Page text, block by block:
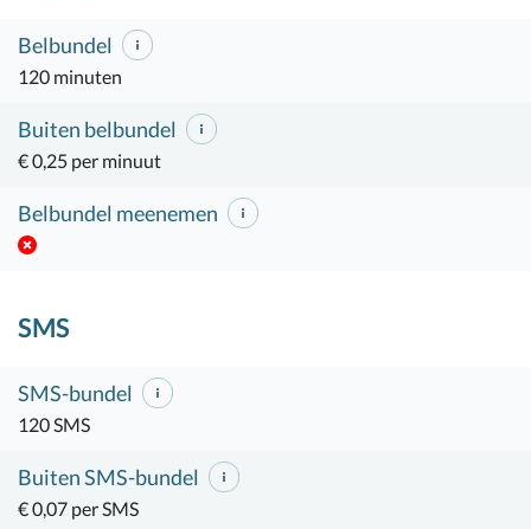
Belbundel
120 minuten
Buiten belbundel
€ 0,25 per minuut
Belbundel meenemen
SMS
SMS-bundel
120 SMS
Buiten SMS-bundel
€ 0,07 per SMS